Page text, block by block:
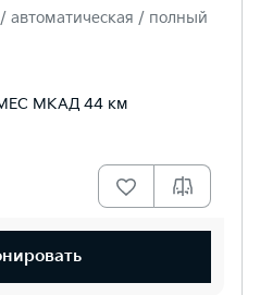
автоматическая / полный
МКАД 44 км